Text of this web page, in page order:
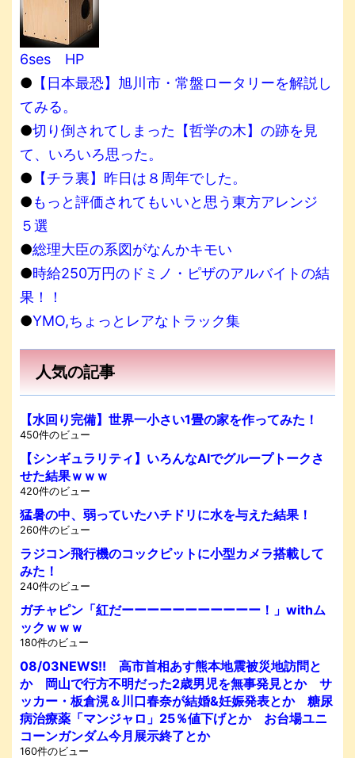
6ses HP
● 【日本最恐】旭川市・常盤ロータリーを解説し
てみる。
●切り倒されてしまった【哲学の木】の跡を見
て、いろいろ思った。
● 【チラ裏】昨日は８周年でした。
●もっと評価されてもいいと思う東方アレンジ
５選
●総理大臣の系図がなんかキモい
●時給250万円のドミノ・ピザのアルバイトの結
果！！
●YMO,ちょっとレアなトラック集
人気の記事
【水回り完備】世界一小さい1畳の家を作ってみた！
450件のビュー
【シンギュラリティ】いろんなAIでグループトークさ
せた結果ｗｗｗ
420件のビュー
猛暑の中、弱っていたハチドリに水を与えた結果！
260件のビュー
ラジコン飛行機のコックピットに小型カメラ搭載して
みた！
240件のビュー
ガチャピン「紅だーーーーーーーーーーー！」withム
ックｗｗｗ
180件のビュー
08/03NEWS!! 高市首相あす熊本地震被災地訪問と
か 岡山で行方不明だった2歳男児を無事発見とか サ
ッカー・板倉滉＆川口春奈が結婚&妊娠発表とか 糖尿
病治療薬「マンジャロ」25％値下げとか お台場ユニ
コーンガンダム今月展示終了とか
160件のビュー